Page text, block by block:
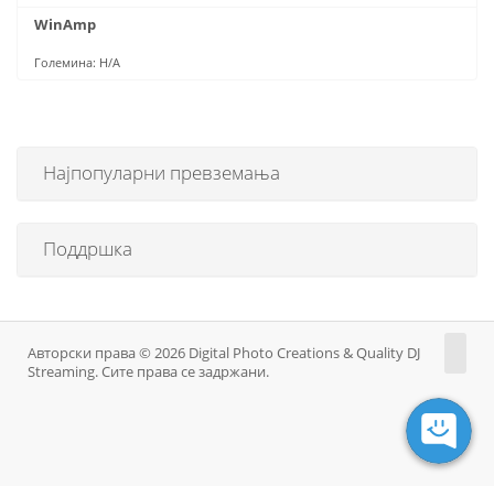
WinAmp
Големина: Н/А
Најпопуларни превземања
Поддршка
Авторски права © 2026 Digital Photo Creations & Quality DJ
Streaming. Сите права се задржани.